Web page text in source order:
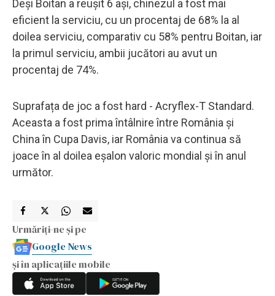
Deși Boitan a reușit 6 ași, chinezul a fost mai
eficient la serviciu, cu un procentaj de 68% la al
doilea serviciu, comparativ cu 58% pentru Boitan, iar
la primul serviciu, ambii jucători au avut un
procentaj de 74%.
Suprafața de joc a fost hard - Acryflex-T Standard.
Aceasta a fost prima întâlnire între România și
China în Cupa Davis, iar România va continua să
joace în al doilea eșalon valoric mondial și în anul
următor.
Urmăriți-ne și pe
Google News
și în aplicațiile mobile